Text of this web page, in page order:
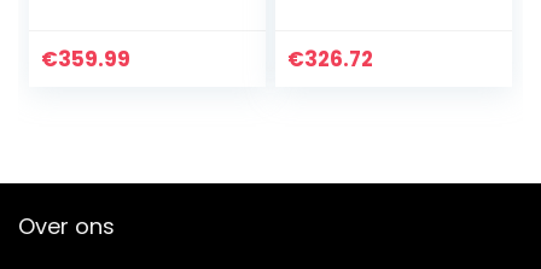
automatische
€359.99
(volledig
€326.72
Over ons